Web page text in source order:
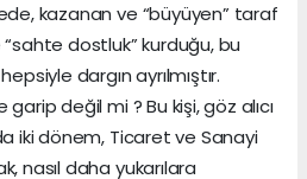
kazanan ve “büyüyen” taraf
dostluk” kurduğu, bu
dargın ayrılmıştır.
garip değil mi ? Bu kişi, göz alıcı
iki dönem, Ticaret ve Sanayi
nasıl daha yukarılara